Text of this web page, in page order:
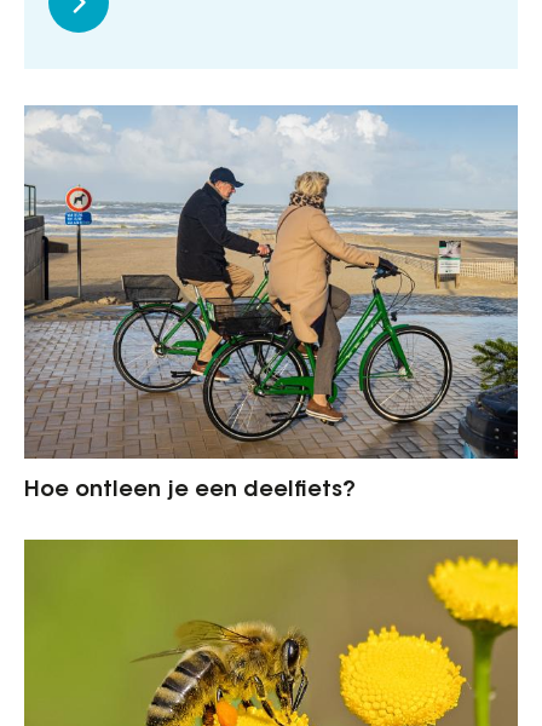
Hoe ontleen je een deelfiets?